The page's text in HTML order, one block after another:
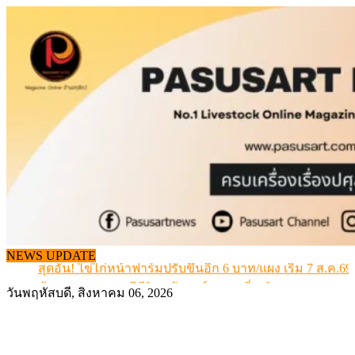
content
NEWS UPDATE
สกัดลักลอบนำเข้าเอ็นโคแช่แข็งกว่า 12.6 ตัน สมุทรสาคร
เมื่อเกษตรกรถูกมองเป็นผู้ร้ายเบื้องหลังราคาหมูที่สังคมไม่
สุดอั้น! ไข่ไก่หน้าฟาร์มปรับขึ้นอีก 6 บาท/แผง เริ่ม 7 ส.ค.69
ข้อมูลราคา สุกรมีชีวิตหน้าฟาร์ม พระที่ 6 สิงหาคม 2569
วันพฤหัสบดี, สิงหาคม 06, 2026